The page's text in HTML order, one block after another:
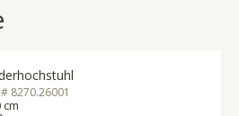
8270.26001
cm